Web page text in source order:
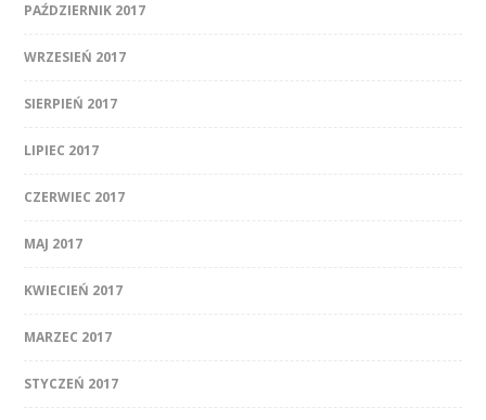
PAŹDZIERNIK 2017
WRZESIEŃ 2017
SIERPIEŃ 2017
LIPIEC 2017
CZERWIEC 2017
MAJ 2017
KWIECIEŃ 2017
MARZEC 2017
STYCZEŃ 2017